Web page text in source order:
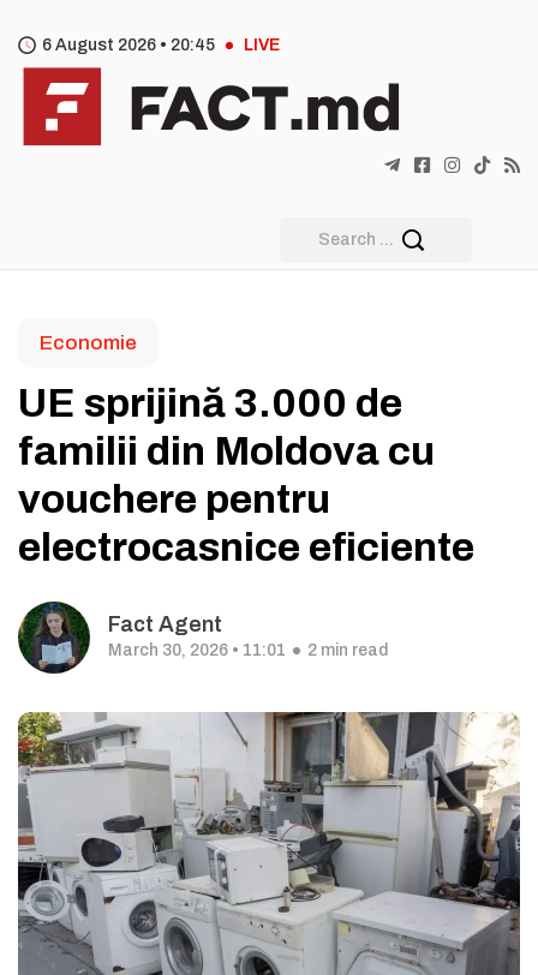
6 August 2026 • 20 45 LIVE
Economie
UE sprijină 3.000 de
familii din Moldova cu
vouchere pentru
electrocasnice eficiente
Fact Agent
March 30, 2026 • 11:01 2 min read